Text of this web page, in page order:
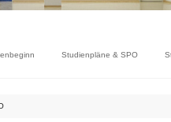
Studienpläne & SPO